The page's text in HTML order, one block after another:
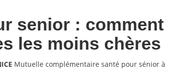
senior : comment
les moins chères
Mutuelle complémentaire santé pour sénior à